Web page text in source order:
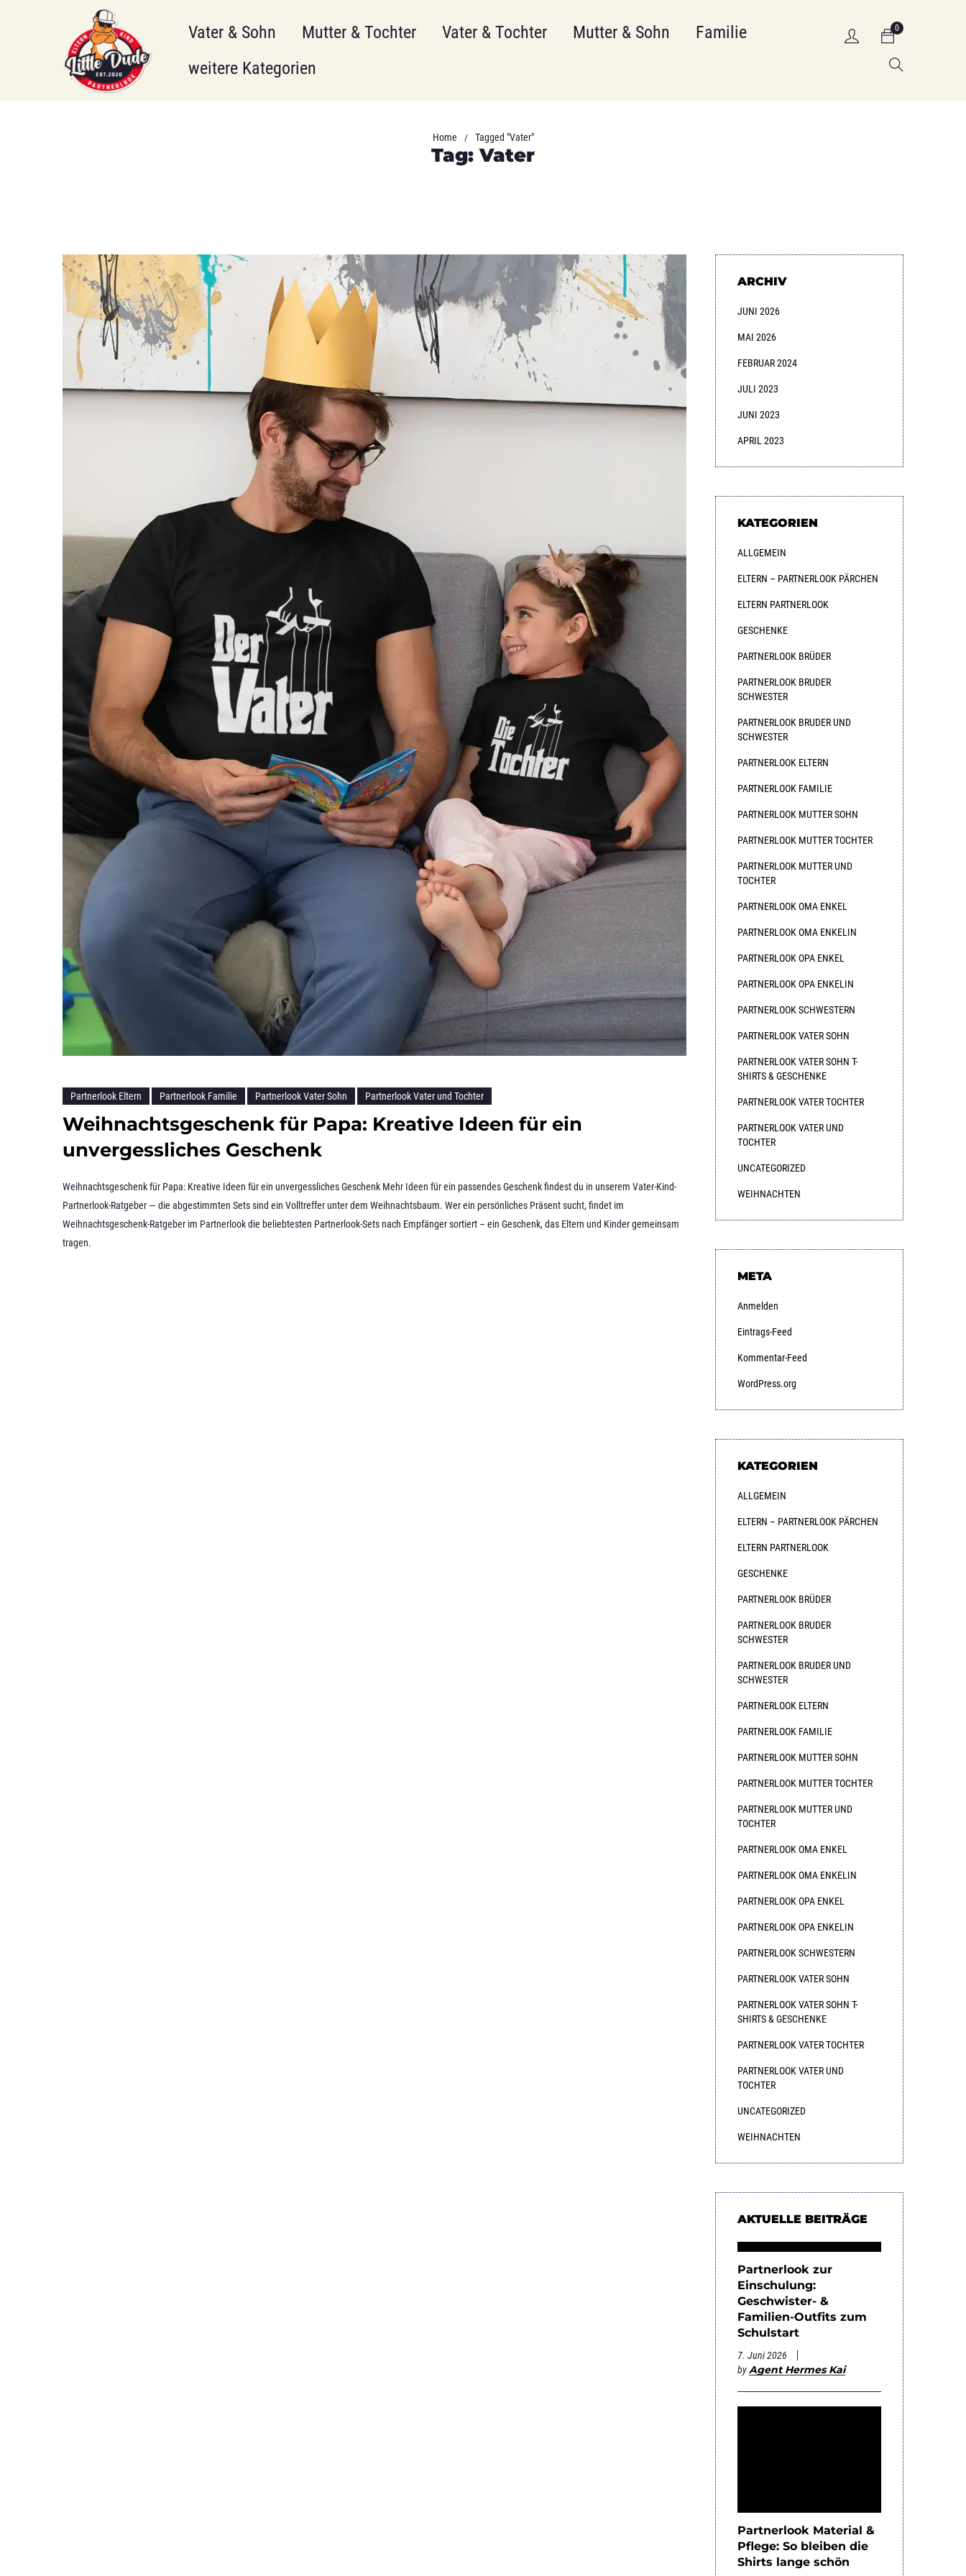
Vater & Sohn Mutter & Tochter Vater & Tochter Mutter & Sohn
Familie
weitere Kategorien
0
Home / Tagged "Vater"
Tag: Vater
Partnerlook Eltern Partnerlook Familie Partnerlook Vater Sohn Partnerlook Vater und Tochter
Weihnachtsgeschenk für Papa: Kreative Ideen für ein
unvergessliches Geschenk
Weihnachtsgeschenk für Papa: Kreative Ideen für ein unvergessliches Geschenk Mehr Ideen für ein passendes Geschenk findest du in unserem Vater-Kind-
Partnerlook-Ratgeber — die abgestimmten Sets sind ein Volltreffer unter dem Weihnachtsbaum. Wer ein persönliches Präsent sucht, findet im
Weihnachtsgeschenk-Ratgeber im Partnerlook die beliebtesten Partnerlook-Sets nach Empfänger sortiert – ein Geschenk, das Eltern und Kinder gemeinsam
tragen.
ARCHIV
JUNI 2026
MAI 2026
FEBRUAR 2024
JULI 2023
JUNI 2023
APRIL 2023
KATEGORIEN
ALLGEMEIN
ELTERN – PARTNERLOOK PÄRCHEN
ELTERN PARTNERLOOK
GESCHENKE
PARTNERLOOK BRÜDER
PARTNERLOOK BRUDER
SCHWESTER
PARTNERLOOK BRUDER UND
SCHWESTER
PARTNERLOOK ELTERN
PARTNERLOOK FAMILIE
PARTNERLOOK MUTTER SOHN
PARTNERLOOK MUTTER TOCHTER
PARTNERLOOK MUTTER UND
TOCHTER
PARTNERLOOK OMA ENKEL
PARTNERLOOK OMA ENKELIN
PARTNERLOOK OPA ENKEL
PARTNERLOOK OPA ENKELIN
PARTNERLOOK SCHWESTERN
PARTNERLOOK VATER SOHN
PARTNERLOOK VATER SOHN T-
SHIRTS & GESCHENKE
PARTNERLOOK VATER TOCHTER
PARTNERLOOK VATER UND
TOCHTER
UNCATEGORIZED
WEIHNACHTEN
META
Anmelden
Eintrags-Feed
Kommentar-Feed
WordPress.org
KATEGORIEN
ALLGEMEIN
ELTERN – PARTNERLOOK PÄRCHEN
ELTERN PARTNERLOOK
GESCHENKE
PARTNERLOOK BRÜDER
PARTNERLOOK BRUDER
SCHWESTER
PARTNERLOOK BRUDER UND
SCHWESTER
PARTNERLOOK ELTERN
PARTNERLOOK FAMILIE
PARTNERLOOK MUTTER SOHN
PARTNERLOOK MUTTER TOCHTER
PARTNERLOOK MUTTER UND
TOCHTER
PARTNERLOOK OMA ENKEL
PARTNERLOOK OMA ENKELIN
PARTNERLOOK OPA ENKEL
PARTNERLOOK OPA ENKELIN
PARTNERLOOK SCHWESTERN
PARTNERLOOK VATER SOHN
PARTNERLOOK VATER SOHN T-
SHIRTS & GESCHENKE
PARTNERLOOK VATER TOCHTER
PARTNERLOOK VATER UND
TOCHTER
UNCATEGORIZED
WEIHNACHTEN
AKTUELLE BEITRÄGE
Partnerlook zur
Einschulung:
Geschwister- &
Familien-Outfits zum
Schulstart
7. Juni 2026
byAgent Hermes Kai
Partnerlook Material &
Pflege: So bleiben die
Shirts lange schön